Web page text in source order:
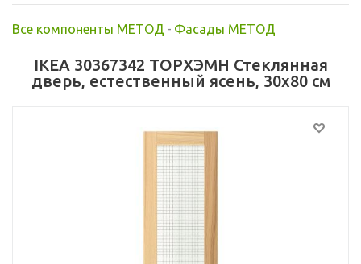
Все компоненты МЕТОД - Фасады МЕТОД
IKEA 30367342 ТОРХЭМН Стеклянная
дверь, естественный ясень, 30x80 см